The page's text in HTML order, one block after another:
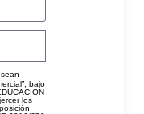
bajo
los